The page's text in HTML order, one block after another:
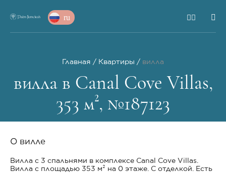
ru
Главная Квартиры вилла
вилла в Canal Cove Villas,
353 м², №187123
О вилле
Вилла с 3 спальнями в комплексе Canal Cove Villas.
Вилла с площадью 353 м² на 0 этаже. С отделкой. Есть